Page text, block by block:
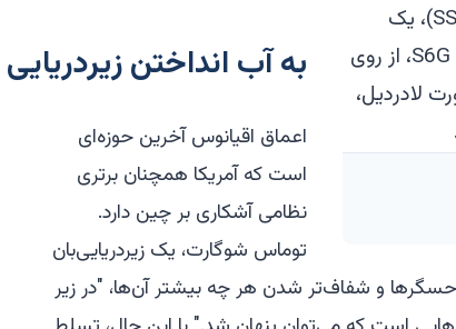
به آب انداختن زیردریایی
اعماق اقیانوس آخرین حوزه‌ای
است که آمریکا همچنان برتری
نظامی آشکاری بر چین دارد.
توماس شوگارت، یک زیردریایی‌بان
و شفاف‌تر شدن هر چه بیشتر آن‌ها، "در زیر